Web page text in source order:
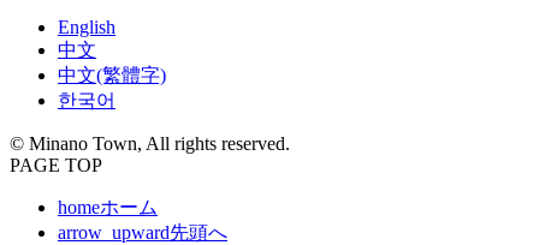
English
中文
中文(繁體字)
한국어
© Minano Town, All rights reserved.
PAGE TOP
homeホーム
arrow_upward先頭へ